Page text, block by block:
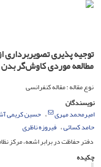
توجیه پذیری تصویربرداری
مطالعه موردی کاوش‌گر بدن
نوع مقاله : مقاله کنفرانسی
نویسندگان
امیرمحمد مهری
حسین کریمی
حامد کسائی فیروزه ناظری
دفتر حفاظت در برابر اشعه، مرکز
چکیده